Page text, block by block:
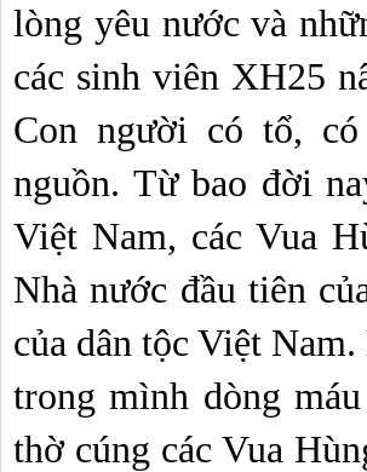
lòng yêu nước và
các sinh viên XH25
Con người có tổ,
nguồn. Từ bao đời
Việt Nam, các Vua
Nhà nước đầu tiên
của dân tộc Việt
trong mình dòng
thờ cúng các Vua